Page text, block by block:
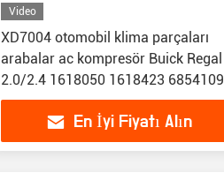
Video
XD7004 otomobil klima parçaları
arabalar ac kompresör Buick Regal
2.0/2.4 1618050 1618423 6854109
En İyi Fiyatı Alın